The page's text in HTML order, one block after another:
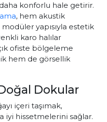
konforlu hale getirir.
, hem akustik
yapısıyla estetik
karo halılar
ofiste bölgeleme
hem de görsellik
Dokular
içeri taşımak,
iyi hissetmelerini sağlar.